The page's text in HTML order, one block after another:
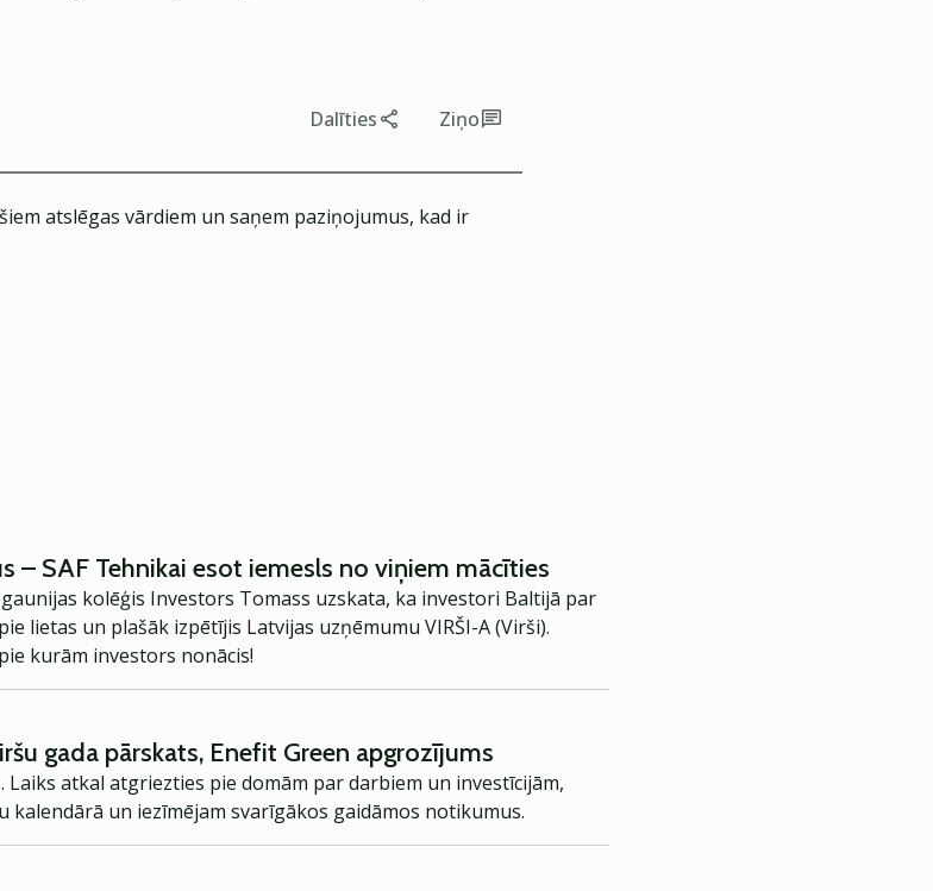
Dalīties Ziņo
atslēgas vārdiem un saņem paziņojumus, kad ir
– SAF Tehnikai esot iemesls no viņiem mācīties
kolēģis Investors Tomass uzskata, ka investori Baltijā par
lietas un plašāk izpētījis Latvijas uzņēmumu VIRŠI-A (Virši).
kurām investors nonācis!
gada pārskats, Enefit Green apgrozījums
Laiks atkal atgriezties pie domām par darbiem un investīcijām,
kalendārā un iezīmējam svarīgākos gaidāmos notikumus.